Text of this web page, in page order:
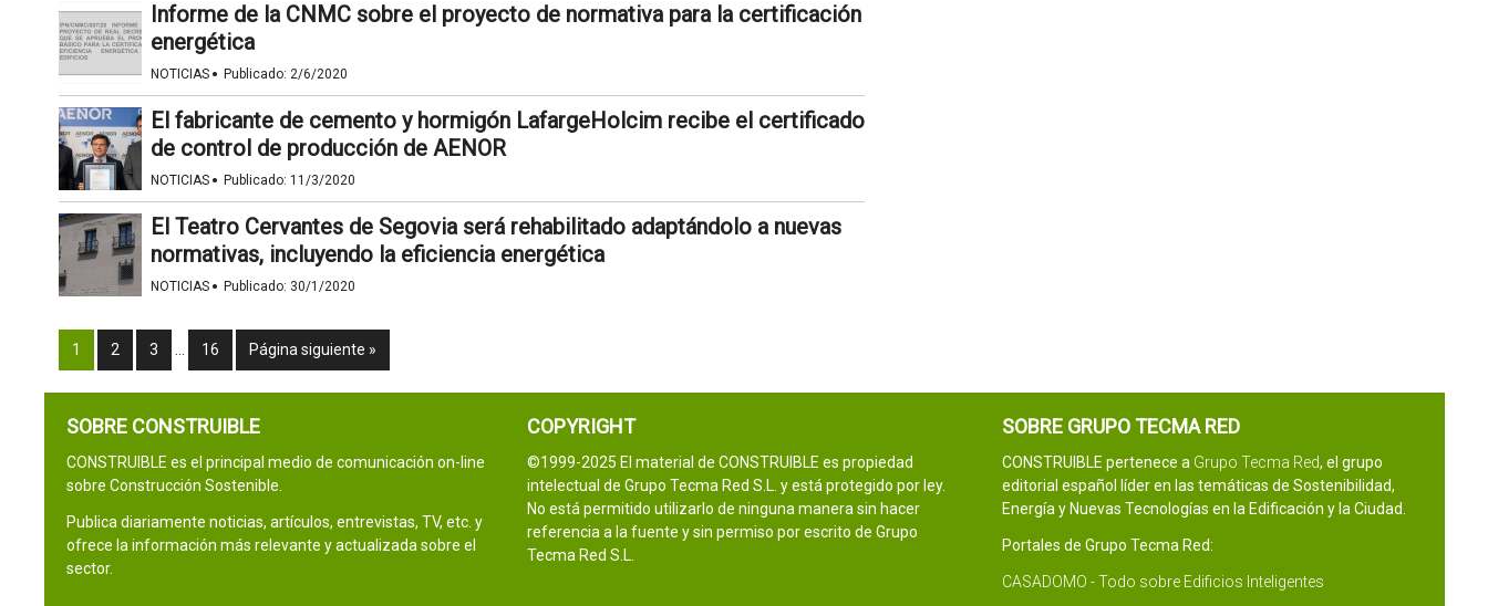
Informe de la CNMC sobre el proyecto de normativa para la certificación
energética
NOTICIAS · Publicado: 2/6/2020
El fabricante de cemento y hormigón LafargeHolcim recibe el certificado
de control de producción de AENOR
NOTICIAS · Publicado: 11/3/2020
El Teatro Cervantes de Segovia será rehabilitado adaptándolo a nuevas
normativas, incluyendo la eficiencia energética
NOTICIAS · Publicado: 30/1/2020
1 2 3 16 Página siguiente »
SOBRE CONSTRUIBLE
CONSTRUIBLE es el principal medio de comunicación on-line
sobre Construcción Sostenible.
Publica diariamente noticias, artículos, entrevistas, TV, etc. y
ofrece la información más relevante y actualizada sobre el
sector.
COPYRIGHT
©1999-2025 El material de CONSTRUIBLE es propiedad
intelectual de Grupo Tecma Red S.L. y está protegido por ley.
No está permitido utilizarlo de ninguna manera sin hacer
referencia a la fuente y sin permiso por escrito de Grupo
Tecma Red S.L.
SOBRE GRUPO TECMA RED
CONSTRUIBLE pertenece a Grupo Tecma Red, el grupo
editorial español líder en las temáticas de Sostenibilidad,
Energía y Nuevas Tecnologías en la Edificación y la Ciudad.
Portales de Grupo Tecma Red:
CASADOMO - Todo sobre Edificios Inteligentes